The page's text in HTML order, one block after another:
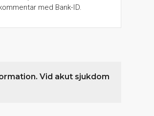
med Bank-ID.
Vid akut sjukdom